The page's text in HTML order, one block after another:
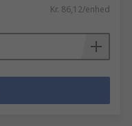
Kr. 86,12/enhed